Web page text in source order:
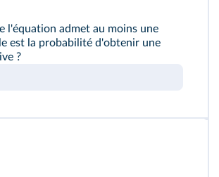
l'équation admet au moins une
est la probabilité d'obtenir une
?